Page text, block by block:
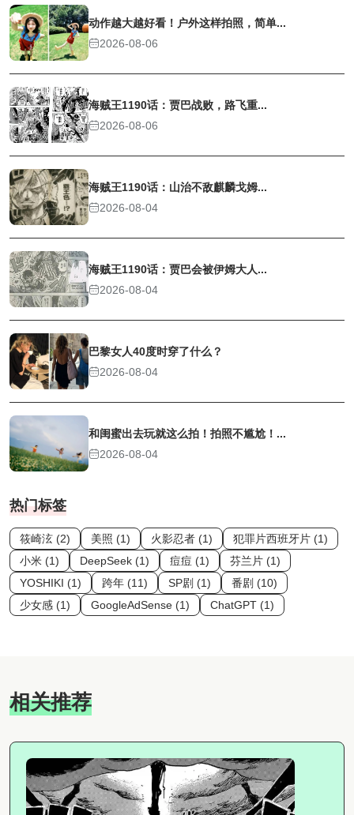
动作越大越好看！户外这样拍照，简单...
2026-08-06
海贼王1190话：贾巴战败，路飞重...
2026-08-06
海贼王1190话：山治不敌麒麟戈姆...
2026-08-04
海贼王1190话：贾巴会被伊姆大人...
2026-08-04
巴黎女人40度时穿了什么？
2026-08-04
和闺蜜出去玩就这么拍！拍照不尴尬！...
2026-08-04
热门标签
筱崎泫 (2) 美照 (1) 火影忍者 (1)
犯罪片西班牙片 (1)
小米 (1)
DeepSeek (1) 痘痘 (1)
芬兰片 (1)
YOSHIKI (1)
跨年 (11) SP剧 (1)
番剧 (10)
少女感 (1)
GoogleAdSense (1) ChatGPT (1)
相关推荐